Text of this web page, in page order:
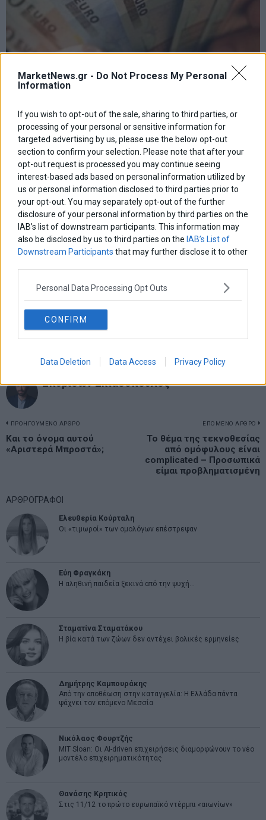
MarketNews.gr - Do Not Process My Personal
Information
If you wish to opt-out of the sale, sharing to third parties, or
processing of your personal or sensitive information for
targeted advertising by us, please use the below opt-out
section to confirm your selection. Please note that after your
opt-out request is processed you may continue seeing
interest-based ads based on personal information utilized by
us or personal information disclosed to third parties prior to
your opt-out. You may separately opt-out of the further
disclosure of your personal information by third parties on the
IAB’s list of downstream participants. This information may
also be disclosed by us to third parties on the IAB’s List of
Downstream Participants that may further disclose it to other
Personal Data Processing Opt Outs
CONFIRM
Data Deletion Data Access Privacy Policy
Τί καταβάλλουν ΕΦΚΑ και ΔΥΠΑ έως 30 Απριλίου –
Αναλυτικά οι πληρωμές
τα κριτήρια, αυξήσεις συντάξεων το 2027
Σπυρίδων Σκιαδόπουλος
Πλοήγηση
άρθρων
ΠΡΟΗΓΟΥΜΕΝΟ ΑΡΘΡΟ
Previous
post:
Και το όνομα αυτού
«Αριστερά Μπροστά»;
ΕΠΟΜΕΝΟ ΑΡΘΡΟ
Το θέμα της τεκνοθεσίας
από ομόφυλους είναι
complicated – Προσωπικά
είμαι προβληματισμένη
ΑΡΘΡΟΓΡΑΦΟΙ
Ελευθερία Κούρταλη
Οι «τιμωροί» των ομολόγων επέστρεψαν
Εύη Φραγκάκη
Η αληθινή παιδεία ξεκινά από την ψυχή…
Σταματίνα Σταματάκου
Η βία κατά των ζώων δεν αντέχει βολικές ερμηνείες
Δημήτρης Καμπουράκης
Από την αποθέωση στην καταγγελία: Η Ελλάδα πάντα
ψάχνει τον επόμενο Μεσσία
Νικόλαος Φουρτζής
MIT Sloan: Οι AI-driven επιχειρήσεις διαμορφώνουν το νέο
μοντέλο επιχειρηματικότητας
Θανάσης Κρητικός
Στις 11/12 το πρώτο ευρωπαϊκό ντέρμπι «αιωνίων»